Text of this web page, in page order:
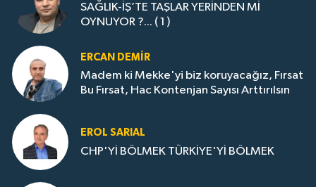
SAĞLIK-İŞ’TE TAŞLAR YERİNDEN Mİ
OYNUYOR ?... ( 1 )
ERCAN DEMIR
Madem ki Mekke'yi biz koruyacağız, Fırsat
Bu Fırsat, Hac Kontenjan Sayısı Arttırılsın
EROL SARIAL
CHP'Yİ BÖLMEK TÜRKİYE'Yİ BÖLMEK